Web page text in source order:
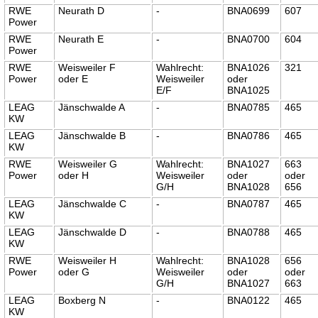
RWE
Power
Neurath D - BNA0699 607
RWE
Power
Neurath E - BNA0700 604
RWE
Power
Weisweiler F
oder E
Wahlrecht:
Weisweiler
E/F
BNA1026
oder
BNA1025
321
LEAG
KW
Jänschwalde A - BNA0785 465
LEAG
KW
Jänschwalde B - BNA0786 465
RWE
Power
Weisweiler G
oder H
Wahlrecht:
Weisweiler
G/H
BNA1027
oder
BNA1028
663
oder
656
LEAG
KW
Jänschwalde C - BNA0787 465
LEAG
KW
Jänschwalde D - BNA0788 465
RWE
Power
Weisweiler H
oder G
Wahlrecht:
Weisweiler
G/H
BNA1028
oder
BNA1027
656
oder
663
LEAG
KW
Boxberg N - BNA0122 465